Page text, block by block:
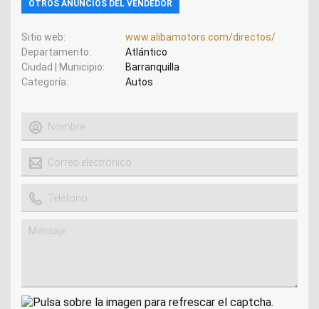
OTROS ANUNCIOS DEL VENDEDOR
Sitio web
www.alibamotors.com/directos/
Departamento
Atlántico
Ciudad | Municipio
Barranquilla
Categoría
Autos